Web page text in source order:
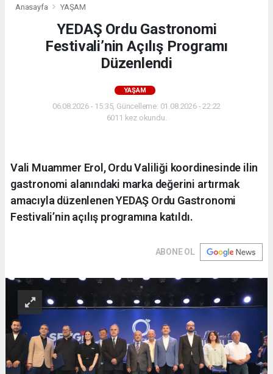
Anasayfa YAŞAM
YEDAŞ Ordu Gastronomi
Festivali’nin Açılış Programı
Düzenlendi
YAŞAM
06.08.2026 - 15:35, Güncelleme: 01.08.2026 - 22:22
6011 kez okundu.
Vali Muammer Erol, Ordu Valiliği koordinesinde ilin
gastronomi alanındaki marka değerini artırmak
amacıyla düzenlenen YEDAŞ Ordu Gastronomi
Festivali’nin açılış programına katıldı.
ABONE OL